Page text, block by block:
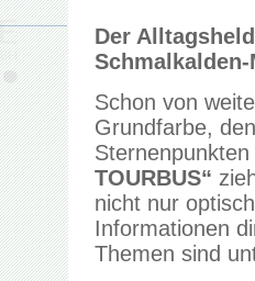
Der
Schon von
Grundfarbe,
TOURBUS“
nicht nur
Informationen
Themen sind